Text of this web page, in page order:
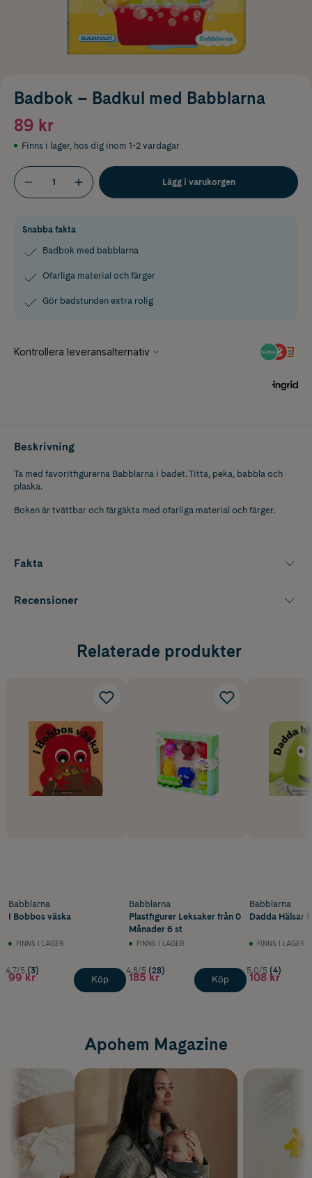
Badbok – Badkul med Babblarna
89 kr
Finns i lager, hos dig inom 1-2 vardagar
Lägg i varukorgen
Snabba fakta
Badbok med babblarna
Ofarliga material och färger
Gör badstunden extra rolig
Beskrivning
Ta med favoritfigurerna Babblarna i badet. Titta, peka, babbla och
plaska.
Boken är tvättbar och färgäkta med ofarliga material och färger.
Fakta
Recensioner
Relaterade produkter
Babblarna
I Bobbos väska
FINNS I LAGER
4.7/5 (3)
99 kr Köp
Babblarna
Plastfigurer Leksaker från 0
Månader 6 st
FINNS I LAGER
4.8/5 (28)
185 kr Köp
Babblarna
Dadda Hälsar
FINNS I LAGER
5.0/5 (4)
108 kr
Apohem Magazine